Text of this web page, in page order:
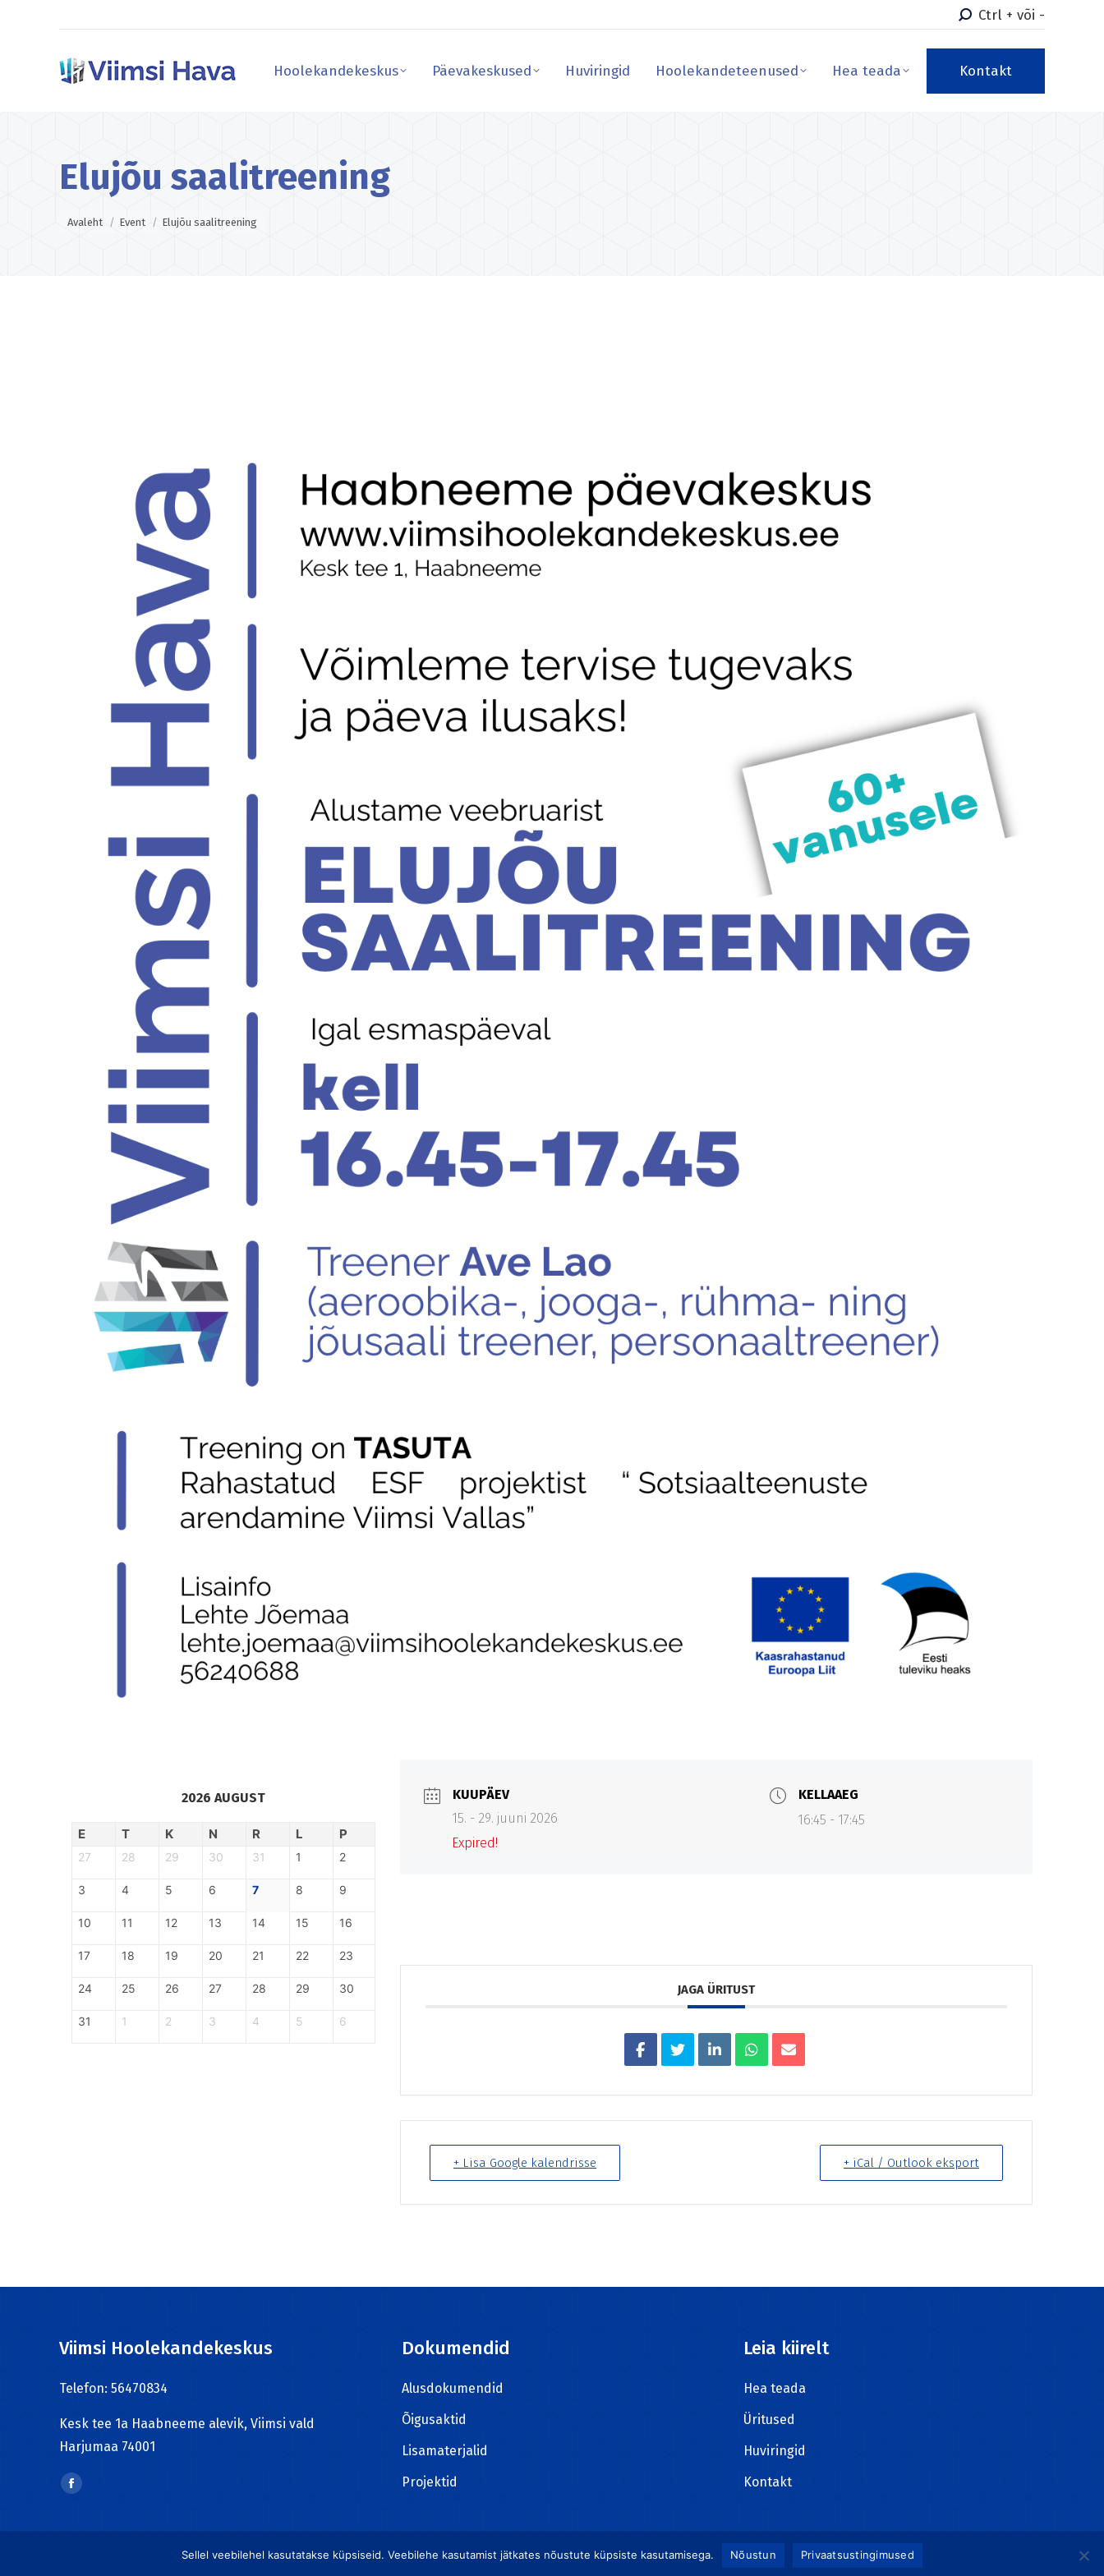
Ctrl + või -
Hoolekandekeskus Päevakeskused Huviringid Hoolekandeteenused Hea teada Kontakt
Elujõu saalitreening
Avaleht Event Elujõu saalitreening
2026 AUGUST
E T K N R L P
27 28 29 30 31 1 2
3 4 5 6 7 8 9
10 11 12 13 14 15 16
17 18 19 20 21 22 23
24 25 26 27 28 29 30
31 1 2 3 4 5 6
KUUPÄEV
15. - 29. juuni 2026
Expired!
KELLAAEG
16:45 - 17:45
JAGA ÜRITUST
+ Lisa Google kalendrisse + iCal / Outlook eksport
Viimsi Hoolekandekeskus
Telefon: 56470834
Kesk tee 1a Haabneeme alevik, Viimsi vald
Harjumaa 74001
Find us on:
Facebook
opens
Dokumendid
Alusdokumendid
Õigusaktid
Lisamaterjalid
Projektid
Leia kiirelt
Hea teada
Üritused
Huviringid
Kontakt
Kõik õigused kaitstud. Viimsi Hoolekandekeskus ©
Sellel veebilehel kasutatakse küpsiseid. Veebilehe kasutamist jätkates nõustute küpsiste kasutamisega. Nõustun Privaatsustingimused
Hoolekandekeskus Päevakeskused Huviringid Hoolekandeteenused Hea teada Kontakt